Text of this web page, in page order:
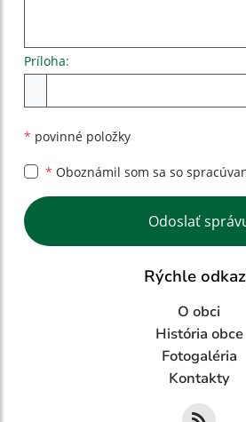
Príloha:
* povinné položky
* Oboznámil som sa so
Google reCaptcha Response
Odoslať
Rýchle
O obci
História obce
Fotogaléria
Kontakty